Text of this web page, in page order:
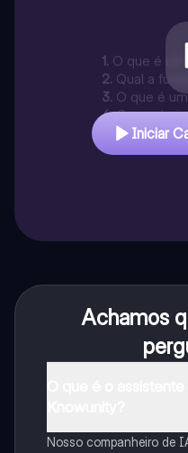
1. O que é
2. Qual a
3. O que é
4. O que é
Iniciar
Achamos
Nosso companheiro de